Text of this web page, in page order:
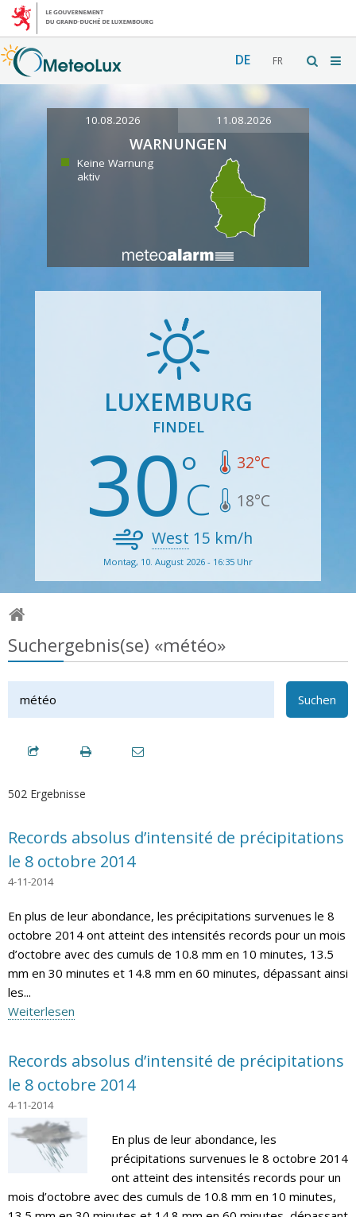
DE FR
10.08.2026 11.08.2026
WARNUNGEN
Keine Warnung
aktiv
LUXEMBURG
FINDEL
30 32°C
18°C
West 15 km/h
Montag, 10. August 2026 - 16:35 Uhr
Suchergebnis(se) «météo»
Suchen
502 Ergebnisse
Records absolus d’intensité de précipitations
le 8 octobre 2014
4-11-2014
En plus de leur abondance, les précipitations survenues le 8
octobre 2014 ont atteint des intensités records pour un mois
d’octobre avec des cumuls de 10.8 mm en 10 minutes, 13.5
mm en 30 minutes et 14.8 mm en 60 minutes, dépassant ainsi
les...
Weiterlesen
Records absolus d’intensité de précipitations
le 8 octobre 2014
4-11-2014
En plus de leur abondance, les
précipitations survenues le 8 octobre 2014
ont atteint des intensités records pour un
mois d’octobre avec des cumuls de 10.8 mm en 10 minutes,